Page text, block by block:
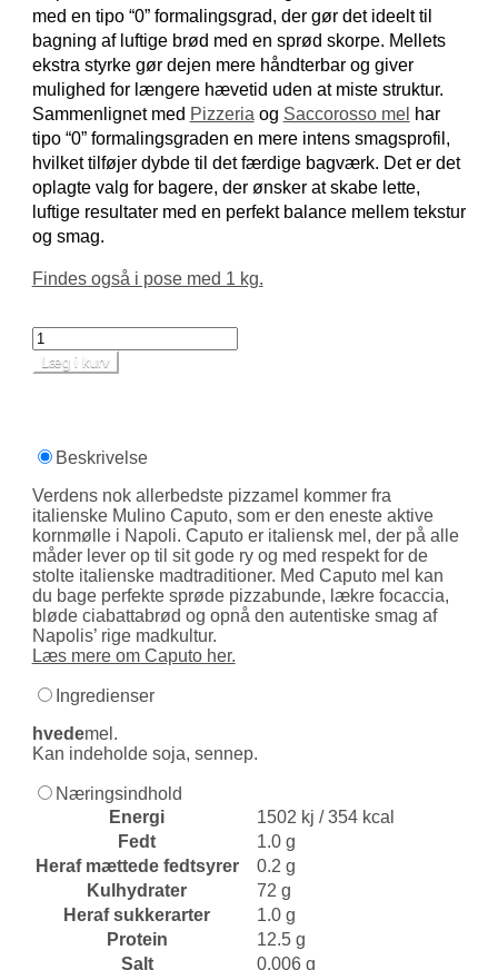
med en tipo “0” formalings­grad, der gør det ideelt til
bagning af luftige brød med en sprød skorpe. Mellets
ekstra styrke gør dejen mere håndterbar og giver
mulighed for længere hævetid uden at miste struktur.
Sammenlignet med Pizzeria og Saccorosso mel har
tipo “0” formalings­graden en mere intens smags­profil,
hvilket tilføjer dybde til det færdige bagværk. Det er det
oplagte valg for bagere, der ønsker at skabe lette,
luftige resultater med en perfekt balance mellem tekstur
og smag.
Findes også i pose med 1 kg.
Læg i kurv
Beskrivelse
Verdens nok allerbedste pizzamel kommer fra
italienske Mulino Caputo, som er den eneste aktive
kornmølle i Napoli. Caputo er italiensk mel, der på alle
måder lever op til sit gode ry og med respekt for de
stolte italienske mad­­traditioner. Med Caputo mel kan
du bage perfekte sprøde pizza­­bunde, lækre focaccia,
bløde ciabat­ta­brød og opnå den autentiske smag af
Napolis’ rige madkultur.
Læs mere om Caputo her.
Ingredienser
hvedemel.
Kan indeholde soja, sennep.
Næringsindhold
Energi
1502 kj / 354 kcal
Fedt
1.0 g
Heraf mættede fedtsyrer
0.2 g
Kulhydrater
72 g
Heraf sukkerarter
1.0 g
Protein
12.5 g
Salt
0.006 g